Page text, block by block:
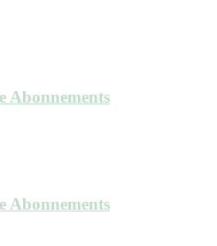
Abonnements
Abonnements